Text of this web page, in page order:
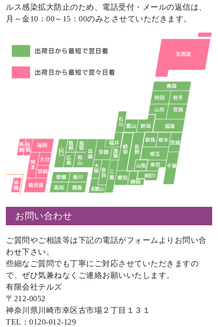
ルス感染拡大防止のため、電話受付・メールの返信は、
月～金10：00～15：00のみとさせていただきます。
お問い合わせ
ご質問やご相談等は下記の電話がフォームよりお問い合
わせ下さい。
些細なご質問でも丁寧にご対応させていただきますの
で、ぜひ気兼ねなくご連絡お願いいたします。
有限会社テルズ
〒212-0052
神奈川県川崎市幸区古市場２丁目１３１
TEL：0120-012-129